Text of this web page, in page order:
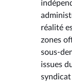
réalité
zones
sous-
issues
syndicat